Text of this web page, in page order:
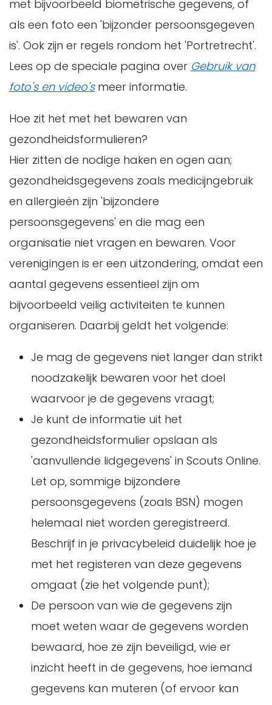
met bijvoorbeeld biometrische gegevens, of
als een foto een 'bijzonder persoonsgegeven
is'. Ook zijn er regels rondom het 'Portretrecht'.
Lees op de speciale pagina over Gebruik van
foto's en video'smeer informatie.
Hoe zit het met het bewaren van
gezondheidsformulieren?
Hier zitten de nodige haken en ogen aan;
gezondheidsgegevens zoals medicijngebruik
en allergieën zijn 'bijzondere
persoonsgegevens' en die mag een
organisatie niet vragen en bewaren. Voor
verenigingen is er een uitzondering, omdat een
aantal gegevens essentieel zijn om
bijvoorbeeld veilig activiteiten te kunnen
organiseren. Daarbij geldt het volgende:
Je mag de gegevens niet langer dan strikt
noodzakelijk bewaren voor het doel
waarvoor je de gegevens vraagt;
Je kunt de informatie uit het
gezondheidsformulier opslaan als
'aanvullende lidgegevens' in Scouts Online.
Let op, sommige bijzondere
persoonsgegevens (zoals BSN) mogen
helemaal niet worden geregistreerd.
Beschrijf in je privacybeleid duidelijk hoe je
met het registeren van deze gegevens
omgaat (zie het volgende punt);
De persoon van wie de gegevens zijn
moet weten waar de gegevens worden
bewaard, hoe ze zijn beveiligd, wie er
inzicht heeft in de gegevens, hoe iemand
gegevens kan muteren (of ervoor kan